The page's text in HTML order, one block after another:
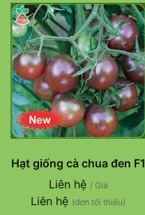
Hạt giống cà chua đen F1
Liên hệ / Giá
Liên hệ (đơn tối thiểu)